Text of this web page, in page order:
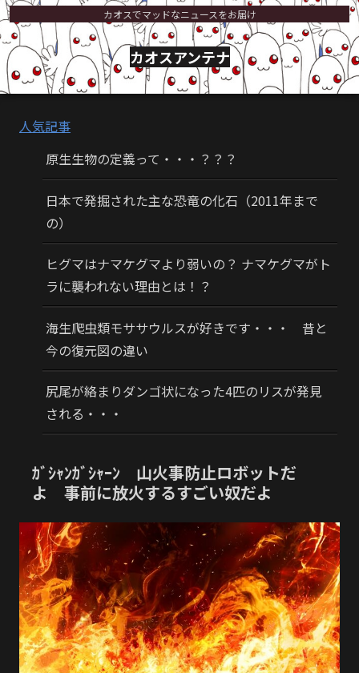
カオスでマッドなニュースをお届け
カオスアンテナ
人気記事
原生生物の定義って・・・？？？
日本で発掘された主な恐竜の化石（2011年まで
の）
ヒグマはナマケグマより弱いの？ ナマケグマがト
ラに襲われない理由とは！？
海生爬虫類モササウルスが好きです・・・ 昔と
今の復元図の違い
尻尾が絡まりダンゴ状になった4匹のリスが発見
される・・・
ｶﾞｼｬﾝｶﾞｼｬｰﾝ 山火事防止ロボットだ
よ 事前に放火するすごい奴だよ